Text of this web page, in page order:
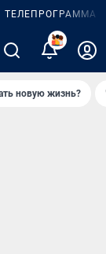
ТЕЛЕПРОГРАММА
новую жизнь?